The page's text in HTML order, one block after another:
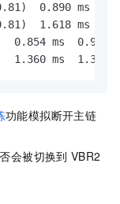
0.890 ms
1.618 ms
ms  0.976
ms  1.349
功能模拟断开主链
会被切换到 VBR2